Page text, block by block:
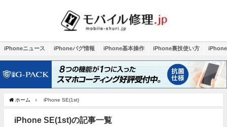
iPhoneニュース iPhoneバグ情報 iPhone基本操作 iPhone裏技使い方
ホーム iPhone SE(1st)
iPhone SE(1st)の記事一覧